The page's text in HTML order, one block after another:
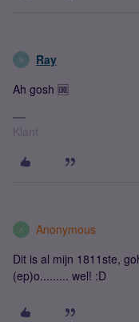
R Ray
Ah gosh 🆒
Klant
A Anonymous
Dit is al mijn 1811ste,
(ep)o......... wel! :D